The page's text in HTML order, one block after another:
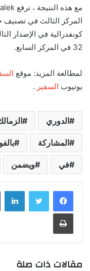
المركز الثالث في
32 في المركز السابع.
لمطالعة المزيد: موقع
يوتيوب السفير .
الدوري
المشاركة
في ويضمن
لينكدإن
مقالات ذات صلة